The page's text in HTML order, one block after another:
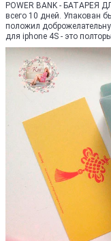
POWER BANK - БАТАРЕЯ
всего 10 дней. Упакован
положил
для iphone 4S - это